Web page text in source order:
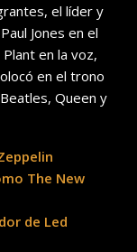
el líder y
Jones en el
en la voz,
en el trono
Queen y
The New
de Led